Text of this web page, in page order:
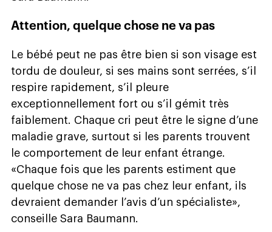
Attention, quelque chose ne va pas
Le bébé peut ne pas être bien si son visage est
tordu de douleur, si ses mains sont serrées, s’il
respire rapidement, s’il pleure
exceptionnellement fort ou s’il gémit très
faiblement. Chaque cri peut être le signe d’une
maladie grave, surtout si les parents trouvent
le comportement de leur enfant étrange.
«Chaque fois que les parents estiment que
quelque chose ne va pas chez leur enfant, ils
devraient demander l’avis d’un spécialiste»,
conseille Sara Baumann.